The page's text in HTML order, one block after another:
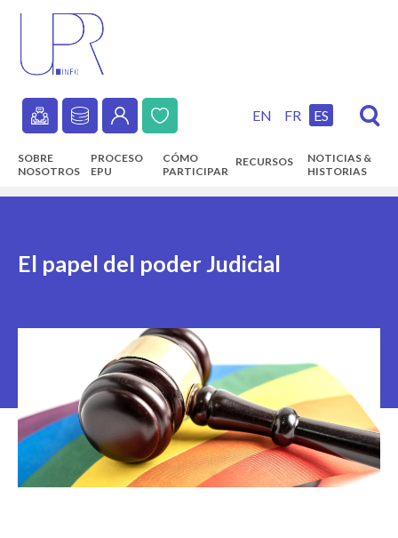
content
Secondary
navigation
EN FR ES
Main
SOBRE
NOSOTROS
PROCESO
EPU
CÓMO
PARTICIPAR
RECURSOS
NOTICIAS &
HISTORIAS
El papel del poder Judicial